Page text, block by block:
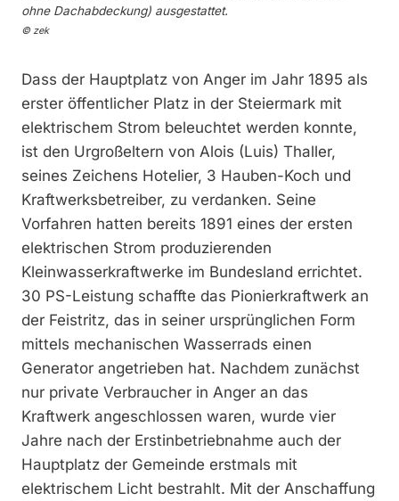
ohne Dachabdeckung) ausgestattet.
© zek
Dass der Hauptplatz von Anger im Jahr 1895 als
erster öffentlicher Platz in der Steiermark mit
elektrischem Strom beleuchtet werden konnte,
ist den Urgroßeltern von Alois (Luis) Thaller,
seines Zeichens Hotelier, 3 Hauben-Koch und
Kraftwerksbetreiber, zu verdanken. Seine
Vorfahren hatten bereits 1891 eines der ersten
elektrischen Strom produzierenden
Kleinwasserkraftwerke im Bundesland errichtet.
30 PS-Leistung schaffte das Pionierkraftwerk an
der Feistritz, das in seiner ursprünglichen Form
mittels mechanischen Wasserrads einen
Generator angetrieben hat. Nachdem zunächst
nur private Verbraucher in Anger an das
Kraftwerk angeschlossen waren, wurde vier
Jahre nach der Erstinbetriebnahme auch der
Hauptplatz der Gemeinde erstmals mit
elektrischem Licht bestrahlt. Mit der Anschaffung